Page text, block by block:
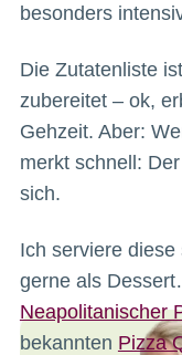
besonders
Die Zutatenliste
zubereitet – ok,
Gehzeit. Aber:
merkt schnell:
sich.
Ich serviere diese
gerne als
Neapolitanischer
bekannten Pizza